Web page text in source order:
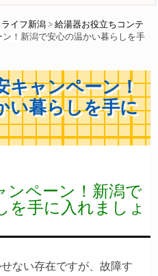
イフ新潟 >給湯器お役立ちコンテ
！新潟で安心の温かい暮らしを手
キャンペーン！
い暮らしを手に
ンペーン！新潟で
を手に入れましょ
ない存在ですが、故障す